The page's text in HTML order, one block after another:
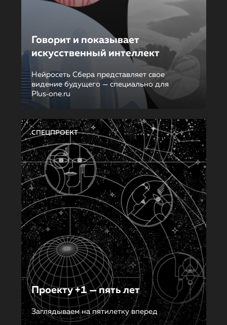
Говорит и показывает
искусственный интеллект
Нейросеть Сбера представляет свое
видение будущего — специально для
Plus‑one.ru
СПЕЦПРОЕКТ
Проекту +1 — пять лет
Заглядываем на пятилетку вперед